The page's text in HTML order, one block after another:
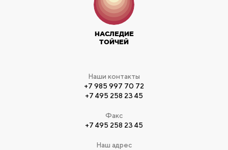
НАСЛЕДИЕ
ТОЙЧЕЙ
Наши контакты
+7 985 997 70 72
+7 495 258 23 45
Факс
+7 495 258 23 45
Наш адрес